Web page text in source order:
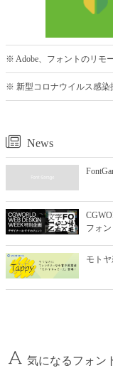
※ Adobe、フォントのリモ
※ 新型コロナウイルス感染
News
フォン
モトヤ
気になるフォン